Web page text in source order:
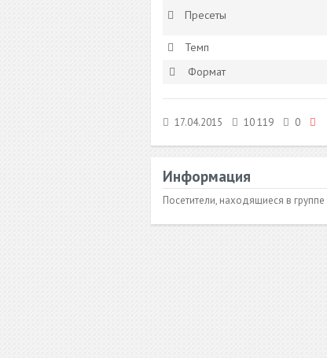
Пресеты
Темп
Формат
17.04.2015 10 119 0
Информация
Посетители, находящиеся в группе